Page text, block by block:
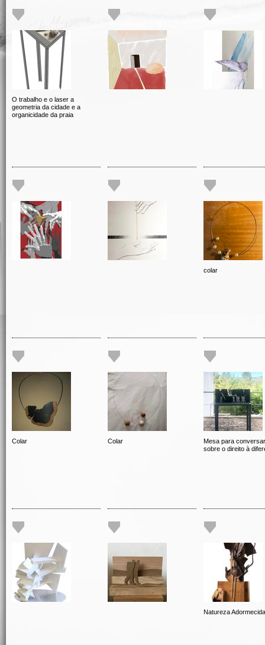
O trabalho e o laser a
geometria da cidade e a
organicidade da praia
colar
Colar Colar
Mesa para conversar
sobre o direito à
Natureza Adormecida